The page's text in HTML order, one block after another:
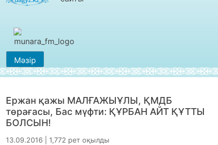
Мәзір
Ержан қажы МАЛҒАЖЫҰЛЫ, ҚМДБ
төрағасы, Бас мүфти: ҚҰРБАН АЙТ ҚҰТТЫ
БОЛСЫН!
13.09.2016 | 1,772 рет оқылды